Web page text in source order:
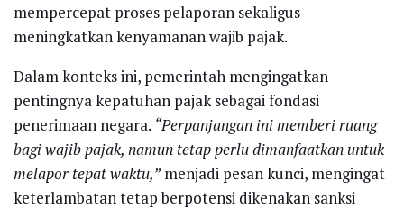
mempercepat proses pelaporan sekaligus
meningkatkan kenyamanan wajib pajak.
Dalam konteks ini, pemerintah mengingatkan
pentingnya kepatuhan pajak sebagai fondasi
penerimaan negara. “Perpanjangan ini memberi ruang
bagi wajib pajak, namun tetap perlu dimanfaatkan untuk
melapor tepat waktu,”menjadi pesan kunci, mengingat
keterlambatan tetap berpotensi dikenakan sanksi